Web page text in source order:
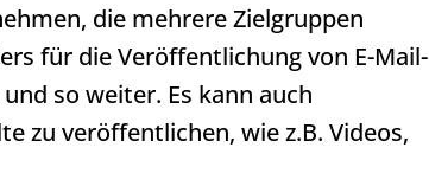
die mehrere Zielgruppen
für die Veröffentlichung von E-Mail-
so weiter. Es kann auch
zu veröffentlichen, wie z.B. Videos,